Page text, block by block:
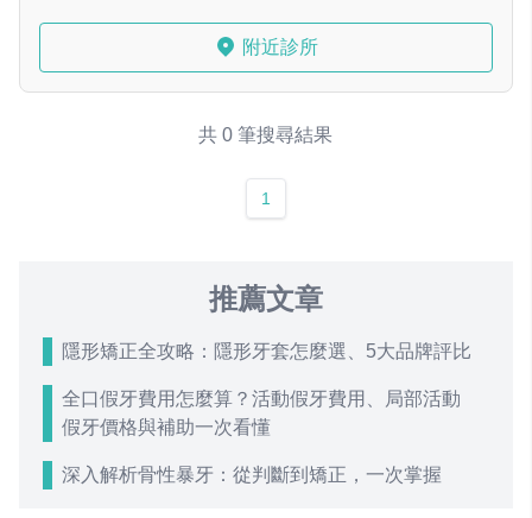
附近診所
共 0 筆搜尋結果
1
推薦文章
隱形矯正全攻略：隱形牙套怎麼選、5大品牌評比
全口假牙費用怎麼算？活動假牙費用、局部活動
假牙價格與補助一次看懂
深入解析骨性暴牙：從判斷到矯正，一次掌握